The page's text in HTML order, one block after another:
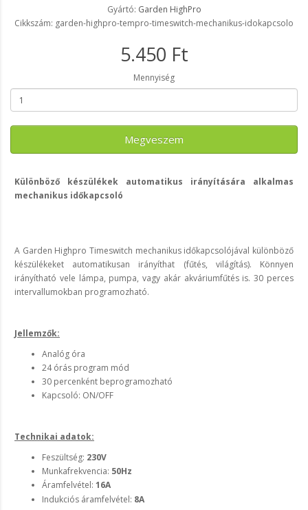
Gyártó: Garden HighPro
Cikkszám: garden-highpro-tempro-timeswitch-mechanikus-idokapcsolo
5.450 Ft
Mennyiség
Megveszem
Különböző készülékek automatikus irányítására alkalmas
mechanikus időkapcsoló
A Garden Highpro Timeswitch mechanikus időkapcsolójával különböző
készülékeket automatikusan irányíthat (fűtés, világítás). Könnyen
irányítható vele lámpa, pumpa, vagy akár akváriumfűtés is. 30 perces
intervallumokban programozható.
Jellemzők:
Analóg óra
24 órás program mód
30 percenként beprogramozható
Kapcsoló: ON/OFF
Technikai adatok:
Feszültség: 230V
Munkafrekvencia: 50Hz
Áramfelvétel: 16A
Indukciós áramfelvétel: 8A